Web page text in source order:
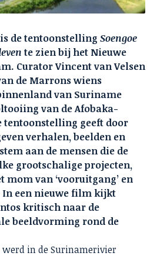
de tentoonstelling Soengoe
te zien bij het Nieuwe
Curator Vincent van Velsen
de Marrons wiens
van Suriname
van de Afobaka-
tentoonstelling geeft door
verhalen, beelden en
aan de mensen die de
grootschalige projecten,
mom van ‘vooruitgang’ en
In een nieuwe film kijkt
kritisch naar de
beeldvorming rond de
in de Surinamerivier